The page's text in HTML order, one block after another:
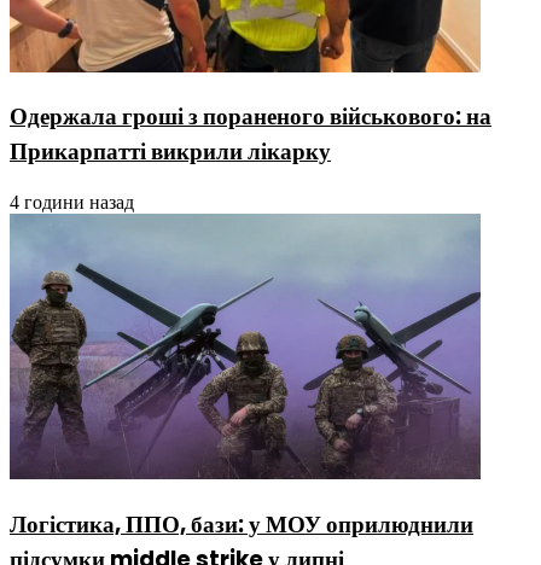
Одержала гроші з пораненого військового: на
Прикарпатті викрили лікарку
4 години назад
Логістика, ППО, бази: у МОУ оприлюднили